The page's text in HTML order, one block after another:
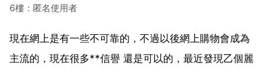
6樓：匿名使用者
現在網上是有一些不可靠的，不過以後網上購物會成為
主流的，現在很多**信譽 還是可以的，最近發現乙個麗